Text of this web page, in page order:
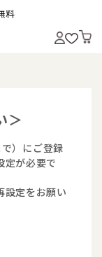
料
＞
）にご登録
定が必要で
設定をお願い